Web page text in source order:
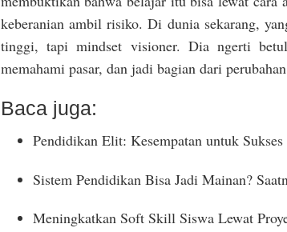
keberanian ambil risiko. Di dunia sekarang,
tinggi, tapi mindset visioner. Dia ngerti
memahami pasar, dan jadi bagian dari
Baca juga:
Pendidikan Elit: Kesempatan untuk
Sistem Pendidikan Bisa Jadi Mainan?
Meningkatkan Soft Skill Siswa Lewat